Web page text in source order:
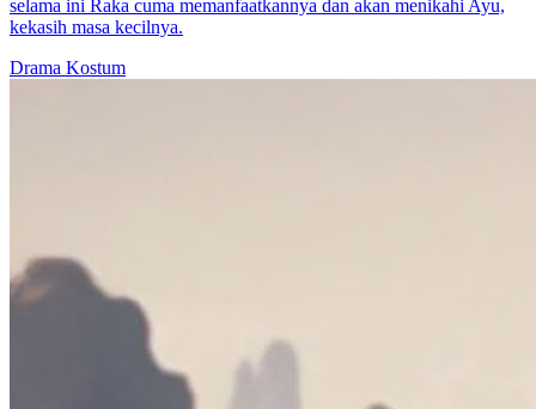
selama ini Raka cuma memanfaatkannya dan akan menikahi Ayu,
kekasih masa kecilnya.
Drama Kostum